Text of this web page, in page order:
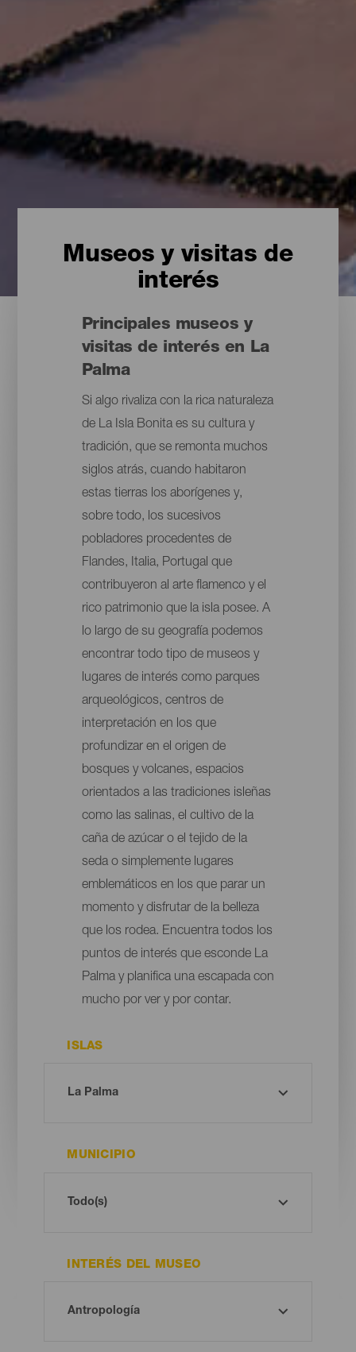
Museos y visitas de
interés
Principales museos y
visitas de interés en La
Palma
Si algo rivaliza con la rica naturaleza
de La Isla Bonita es su cultura y
tradición, que se remonta muchos
siglos atrás, cuando habitaron
estas tierras los aborígenes y,
sobre todo, los sucesivos
pobladores procedentes de
Flandes, Italia, Portugal que
contribuyeron al arte flamenco y el
rico patrimonio que la isla posee. A
lo largo de su geografía podemos
encontrar todo tipo de museos y
lugares de interés como parques
arqueológicos, centros de
interpretación en los que
profundizar en el origen de
bosques y volcanes, espacios
orientados a las tradiciones isleñas
como las salinas, el cultivo de la
caña de azúcar o el tejido de la
seda o simplemente lugares
emblemáticos en los que parar un
momento y disfrutar de la belleza
que los rodea. Encuentra todos los
puntos de interés que esconde La
Palma y planifica una escapada con
mucho por ver y por contar.
ISLAS
MUNICIPIO
INTERÉS DEL MUSEO